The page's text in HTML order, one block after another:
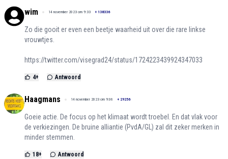
wim 14 november 2023 om 9:33 + 138336
Zo die gooit er even een beetje waarheid uit over die rare linkse
vrouwtjes.
https://twitter.com/visegrad24/status/1724223439924347033
4+ Antwoord
Haagmans 14 november 2023 om 9:06 + 29256
Goeie actie. De focus op het klimaat wordt troebel. En dat vlak voor
de verkiezingen. De bruine alliantie (PvdA/GL) zal dit zeker merken in
minder stemmen.
18+ Antwoord